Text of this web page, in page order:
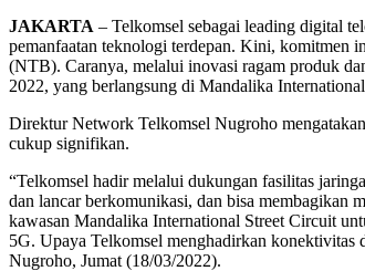
JAKARTA – Telkomsel sebagai leading digital
pemanfaatan teknologi terdepan. Kini, komitmen
(NTB). Caranya, melalui inovasi ragam produk
2022, yang berlangsung di Mandalika
Direktur Network Telkomsel Nugroho
cukup signifikan.
“Telkomsel hadir melalui dukungan fasilitas
dan lancar berkomunikasi, dan bisa membagikan
kawasan Mandalika International Street Circuit
5G. Upaya Telkomsel menghadirkan konektivitas
Nugroho, Jumat (18/03/2022).